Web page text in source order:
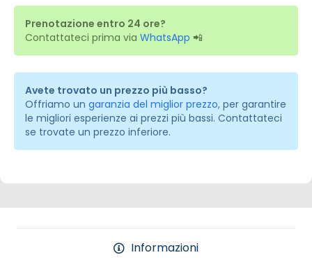
Prenotazione entro 24 ore?
Contattateci prima via WhatsApp 📲
Avete trovato un prezzo più basso?
Offriamo un garanzia del miglior prezzo, per garantire
le migliori esperienze ai prezzi più bassi. Contattateci
se trovate un prezzo inferiore.
Informazioni